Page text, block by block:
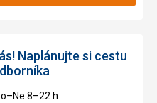
Naplánujte si cestu
8–⁠⁠⁠⁠⁠⁠22 h